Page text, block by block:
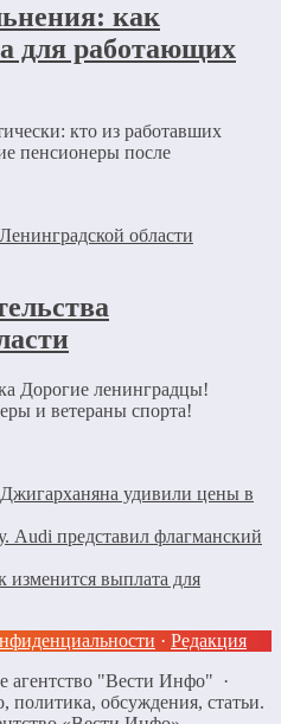
как
для работающих
кто из работавших
пенсионеры после
Дорогие ленинградцы!
и ветераны спорта!
удивили цены в
Audi представил флагманский
изменится выплата для
· Редакция
"Вести Инфо" ·
политика, обсуждения, статьи.